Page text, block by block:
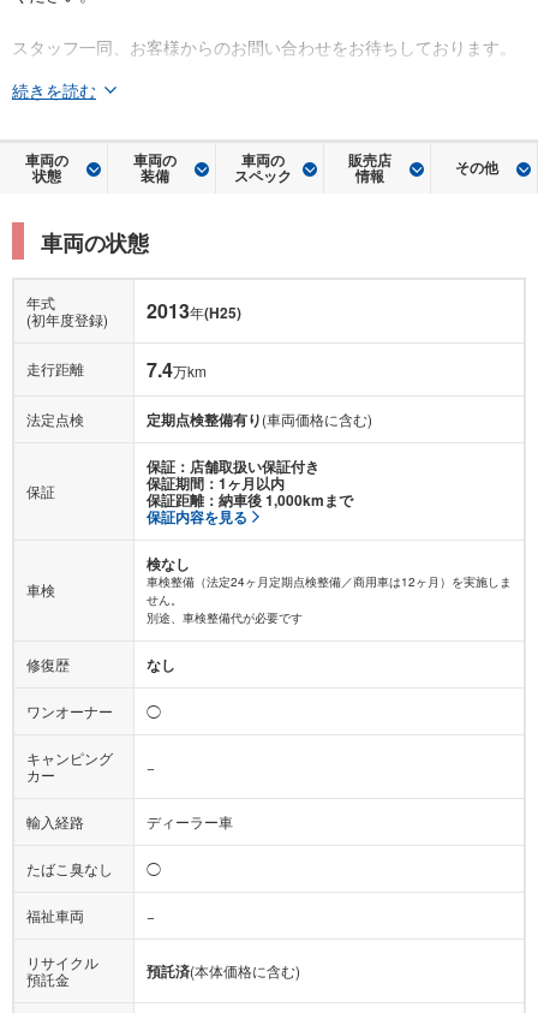
スタッフ一同、お客様からのお問い合わせをお待ちしております。
続きを読む
車両の
状態
車両の
装備
車両の
スペック
販売店
情報 その他
車両の状態
年式
(初年度登録)
2013年(H25)
走行距離 7.4万km
法定点検 定期点検整備有り(車両価格に含む)
保証
保証：店舗取扱い保証付き
保証期間：1ヶ月以内
保証距離：納車後 1,000kmまで
保証内容を見る
車検
検なし
車検整備（法定24ヶ月定期点検整備／商用車は12ヶ月）を実施しま
せん。
別途、車検整備代が必要です
修復歴 なし
ワンオーナー ◯
キャンピング
カー
−
輸入経路 ディーラー車
たばこ臭なし ◯
福祉車両 −
リサイクル
預託金
預託済(本体価格に含む)